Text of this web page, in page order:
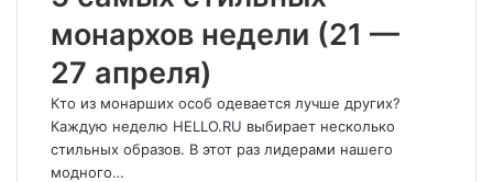
монархов недели (21 —
27 апреля)
Кто из монарших особ одевается лучше других?
Каждую неделю HELLO.RU выбирает несколько
стильных образов. В этот раз лидерами нашего
модного…